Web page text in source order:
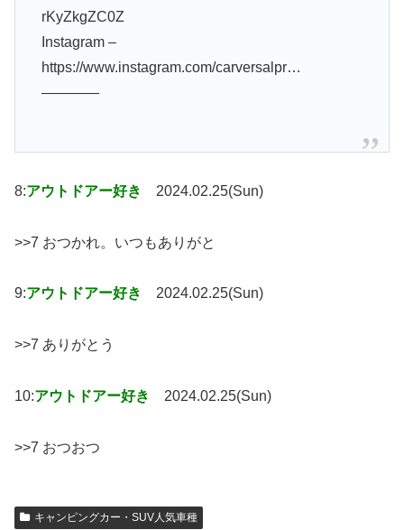
rKyZkgZC0Z
Instagram –
https://www.instagram.com/carversalpr…
————
8:アウトドアー好き 2024.02.25(Sun)
>>7 おつかれ。いつもありがと
9:アウトドアー好き 2024.02.25(Sun)
>>7 ありがとう
10:アウトドアー好き 2024.02.25(Sun)
>>7 おつおつ
キャンピングカー・SUV人気車種